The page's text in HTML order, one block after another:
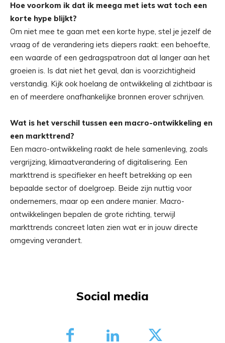
Hoe voorkom ik dat ik meega met iets wat toch een
korte hype blijkt?
Om niet mee te gaan met een korte hype, stel je jezelf de
vraag of de verandering iets diepers raakt: een behoefte,
een waarde of een gedragspatroon dat al langer aan het
groeien is. Is dat niet het geval, dan is voorzichtigheid
verstandig. Kijk ook hoelang de ontwikkeling al zichtbaar is
en of meerdere onafhankelijke bronnen erover schrijven.
Wat is het verschil tussen een macro-ontwikkeling en
een markttrend?
Een macro-ontwikkeling raakt de hele samenleving, zoals
vergrijzing, klimaatverandering of digitalisering. Een
markttrend is specifieker en heeft betrekking op een
bepaalde sector of doelgroep. Beide zijn nuttig voor
ondernemers, maar op een andere manier. Macro-
ontwikkelingen bepalen de grote richting, terwijl
markttrends concreet laten zien wat er in jouw directe
omgeving verandert.
Social media